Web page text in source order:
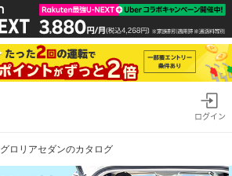
ログイン
グロリアセダンのカタログ